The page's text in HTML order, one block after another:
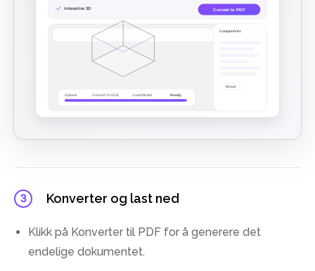
3 Konverter og last ned
Klikk på Konverter til PDF for å generere det
endelige dokumentet.